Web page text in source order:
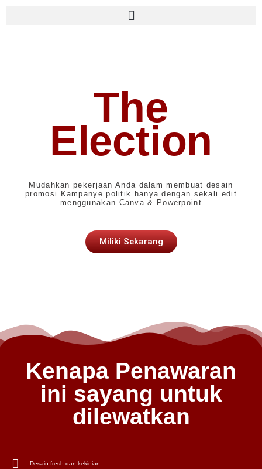
Menu
The
Election
Mudahkan pekerjaan Anda dalam membuat desain
promosi Kampanye politik hanya dengan sekali edit
menggunakan Canva & Powerpoint
Miliki Sekarang
Kenapa Penawaran
ini sayang untuk
dilewatkan
Desain fresh dan kekinian